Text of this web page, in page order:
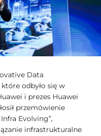
Data
odbyło się w
i prezes Huawei
przemówienie
Evolving”,
infrastrukturalne